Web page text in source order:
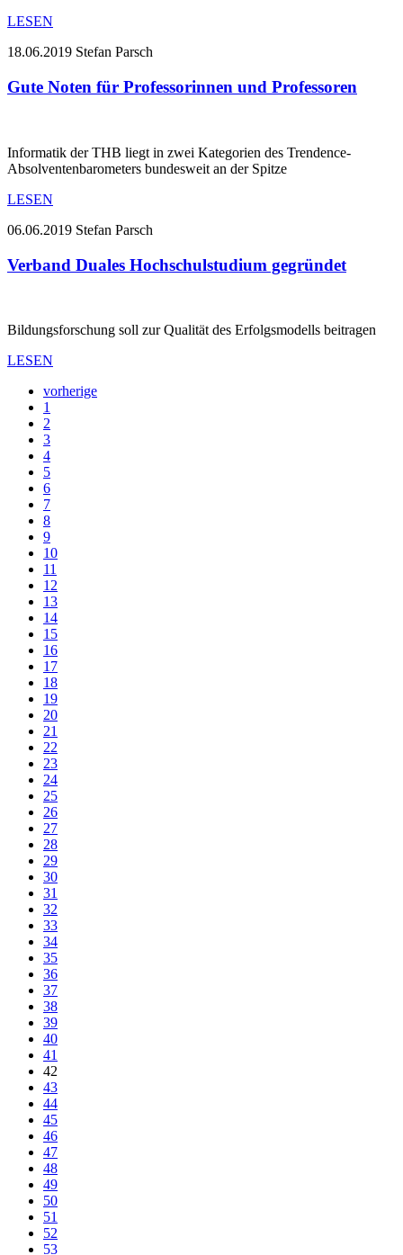
LESEN
18.06.2019 Stefan Parsch
Gute Noten für Professorinnen und Professoren
Informatik der THB liegt in zwei Kategorien des Trendence-
Absolventenbarometers bundesweit an der Spitze
LESEN
06.06.2019 Stefan Parsch
Verband Duales Hochschulstudium gegründet
Bildungsforschung soll zur Qualität des Erfolgsmodells beitragen
LESEN
vorherige
1
2
3
4
5
6
7
8
9
10
11
12
13
14
15
16
17
18
19
20
21
22
23
24
25
26
27
28
29
30
31
32
33
34
35
36
37
38
39
40
41
42
43
44
45
46
47
48
49
50
51
52
53